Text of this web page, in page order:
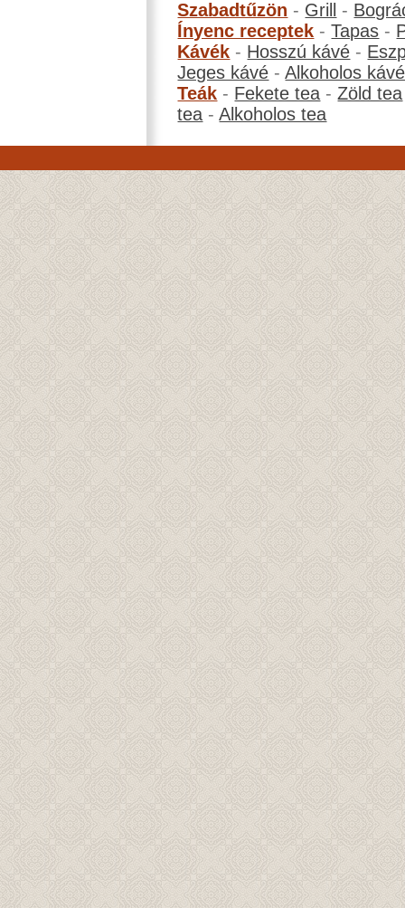
Szabadtűzön - Grill -
Ínyenc receptek -Tapas -
Kávék - Hosszú kávé -
Jeges kávé -Alkoholos kávé
Teák - Fekete tea -Zöld tea
tea -Alkoholos tea